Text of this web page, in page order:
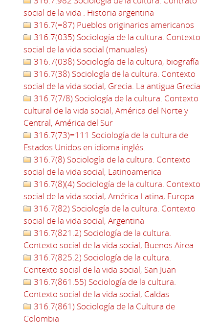
social de la vida : Historia argentina
316.7(=87) Pueblos originarios americanos
316.7(035) Sociología de la cultura. Contexto
social de la vida social (manuales)
316.7(038) Sociología de la cultura, biografía
316.7(38) Sociología de la cultura. Contexto
social de la vida social, Grecia. La antigua Grecia
316.7(7/8) Sociología de la cultura. Contexto
cultural de la vida social, América del Norte y
Central, América del Sur
316.7(73)=111 Sociología de la cultura de
Estados Unidos en idioma inglés.
316.7(8) Sociología de la cultura. Contexto
social de la vida social, Latinoamerica
316.7(8)(4) Sociología de la cultura. Contexto
social de la vida social, América Latina, Europa
316.7(82) Sociología de la cultura. Contexto
social de la vida social, Argentina
316.7(821.2) Sociología de la cultura.
Contexto social de la vida social, Buenos Airea
316.7(825.2) Sociología de la cultura.
Contexto social de la vida social, San Juan
316.7(861.55) Sociología de la cultura.
Contexto social de la vida social, Caldas
316.7(861) Sociología de la Cultura de
Colombia